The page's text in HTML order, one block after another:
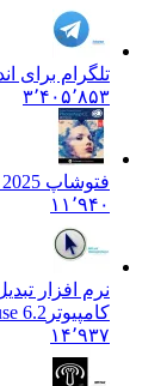
تلگرام برای
۳٬۴۰۵٬۸۵۳
فتوشاپ CC 2025
۱۱٬۹۴۰
نرم افزار
کامپیوتر 6.2
۱۴٬۹۳۷